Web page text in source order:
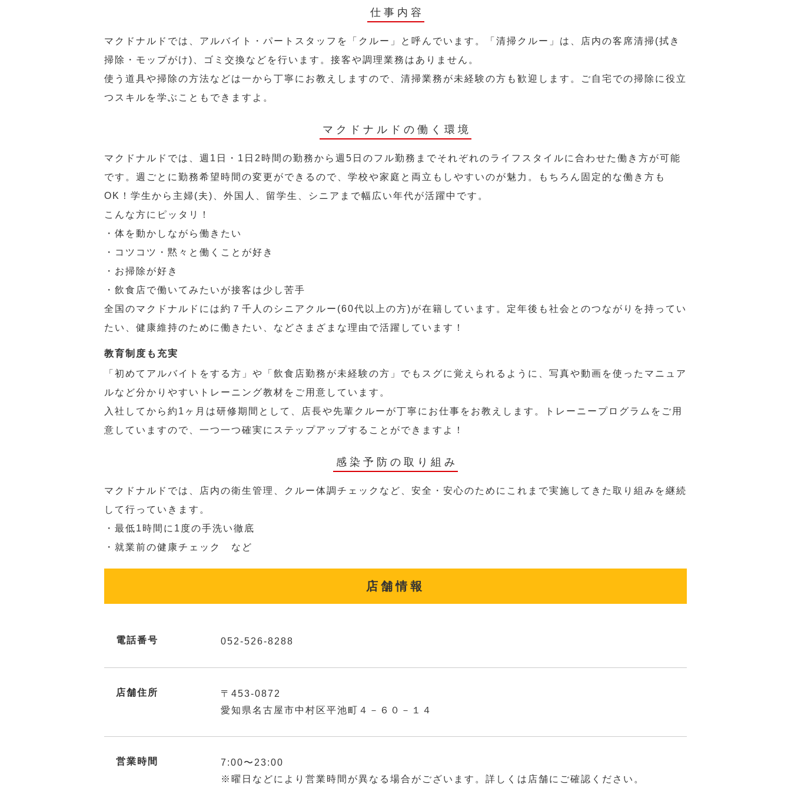
仕事内容
マクドナルドでは、アルバイト・パートスタッフを「クルー」と呼んでいます。「清掃クルー」は、店内の客席清掃(拭き
掃除・モップがけ)、ゴミ交換などを行います。接客や調理業務はありません。
使う道具や掃除の方法などは一から丁寧にお教えしますので、清掃業務が未経験の方も歓迎します。ご自宅での掃除に役立
つスキルを学ぶこともできますよ。
マクドナルドの働く環境
マクドナルドでは、週1日・1日2時間の勤務から週5日のフル勤務までそれぞれのライフスタイルに合わせた働き方が可能
です。週ごとに勤務希望時間の変更ができるので、学校や家庭と両立もしやすいのが魅力。もちろん固定的な働き方も
OK！学生から主婦(夫)、外国人、留学生、シニアまで幅広い年代が活躍中です。
こんな方にピッタリ！
・体を動かしながら働きたい
・コツコツ・黙々と働くことが好き
・お掃除が好き
・飲食店で働いてみたいが接客は少し苦手
全国のマクドナルドには約７千人のシニアクルー(60代以上の方)が在籍しています。定年後も社会とのつながりを持ってい
たい、健康維持のために働きたい、などさまざまな理由で活躍しています！
教育制度も充実
「初めてアルバイトをする方」や「飲食店勤務が未経験の方」でもスグに覚えられるように、写真や動画を使ったマニュア
ルなど分かりやすいトレーニング教材をご用意しています。
入社してから約1ヶ月は研修期間として、店長や先輩クルーが丁寧にお仕事をお教えします。トレーニープログラムをご用
意していますので、一つ一つ確実にステップアップすることができますよ！
感染予防の取り組み
マクドナルドでは、店内の衛生管理、クルー体調チェックなど、安全・安心のためにこれまで実施してきた取り組みを継続
して行っていきます。
・最低1時間に1度の手洗い徹底
・就業前の健康チェック など
店舗情報
電話番号 052-526-8288
店舗住所
〒453-0872
愛知県名古屋市中村区平池町４－６０－１４
営業時間
7:00〜23:00
※曜日などにより営業時間が異なる場合がございます。詳しくは店舗にご確認ください。